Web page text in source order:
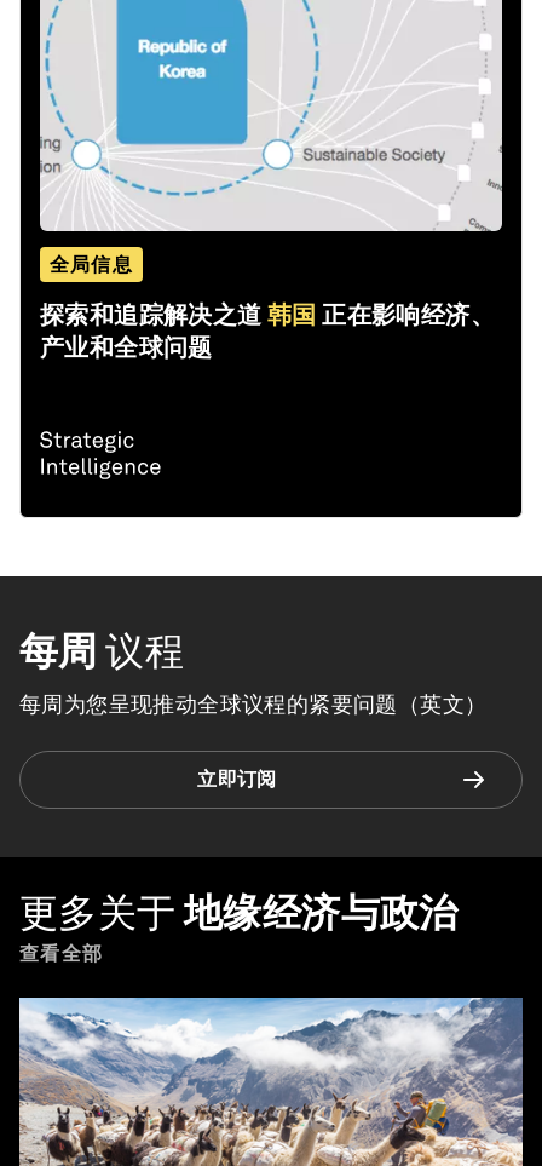
全局信息
探索和追踪解决之道韩国 正在影响经济、
产业和全球问题
每周 议程
每周为您呈现推动全球议程的紧要问题（英文）
立即订阅
更多关于 地缘经济与政治
查看全部